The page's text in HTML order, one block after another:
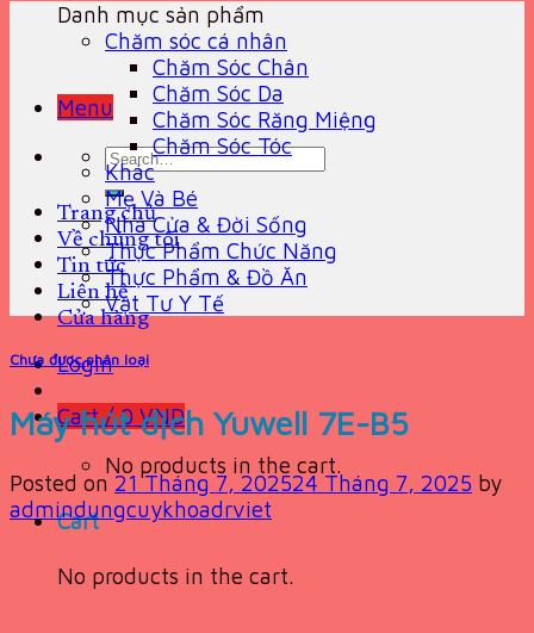
Menu
Search
for:
Trang chủ
Về chúng tôi
Tin tức
Liên hệ
Cửa hàng
Login
Cart /0 VND
No products in the cart.
Cart
No products in the cart.
Danh mục sản phẩm
Chăm sóc cá nhân
Chăm Sóc Chân
Chăm Sóc Da
Chăm Sóc Răng Miệng
Chăm Sóc Tóc
Khác
Mẹ Và Bé
Nhà Cửa & Đời Sống
Thực Phẩm Chức Năng
Thực Phẩm & Đồ Ăn
Vật Tư Y Tế
Chưa được phân loại
Máy hút dịch Yuwell 7E-B5
Posted on 21 Tháng 7, 202524 Tháng 7, 2025 by
admindungcuykhoadrviet